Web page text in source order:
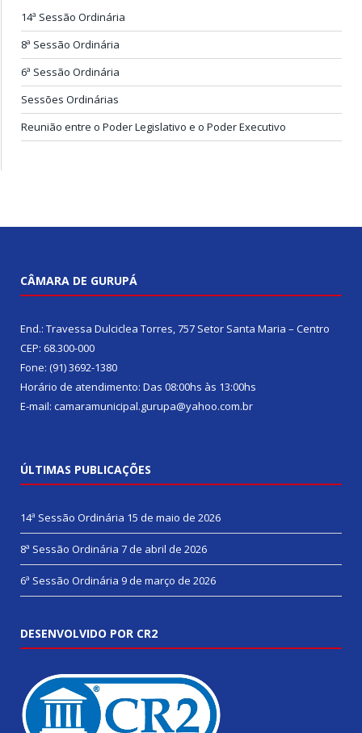
14ª Sessão Ordinária
8ª Sessão Ordinária
6ª Sessão Ordinária
Sessões Ordinárias
Reunião entre o Poder Legislativo e o Poder Executivo
CÂMARA DE GURUPÁ
End.: Travessa Dulciclea Torres, 757 Setor Santa Maria – Centro
CEP: 68.300-000
Fone: (91) 3692-1380
Horário de atendimento: Das 08:00hs às 13:00hs
E-mail: camaramunicipal.gurupa@yahoo.com.br
ÚLTIMAS PUBLICAÇÕES
14ª Sessão Ordinária 15 de maio de 2026
8ª Sessão Ordinária 7 de abril de 2026
6ª Sessão Ordinária 9 de março de 2026
DESENVOLVIDO POR CR2